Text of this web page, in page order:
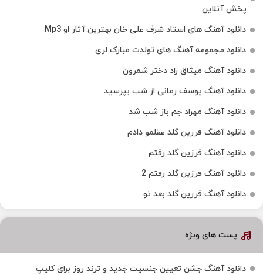
پخش آنلاین
دانلود آهنگ های استاد شرف علی خان بهترین آثار او Mp3
دانلود مجموعه آهنگ های تولدت مبارک لری
دانلود آهنگ میثاق راد دختر شمرون
دانلود آهنگ یوسف زمانی از شب بپرسید
دانلود آهنگ مهراد جم باز شب شد
دانلود آهنگ فرزین گلد عقلمو دادم
دانلود آهنگ فرزین گلد رفتم
دانلود آهنگ فرزین گلد رفتم 2
دانلود آهنگ فرزین گلد بعد تو
پست های ویژه
دانلود آهنگ جشن تعیین جنسیت جدید و ترند روز برای کلیپ